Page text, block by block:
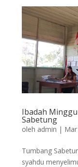
Ibadah
Sabetung
oleh admin |
Tumbang
syahdu